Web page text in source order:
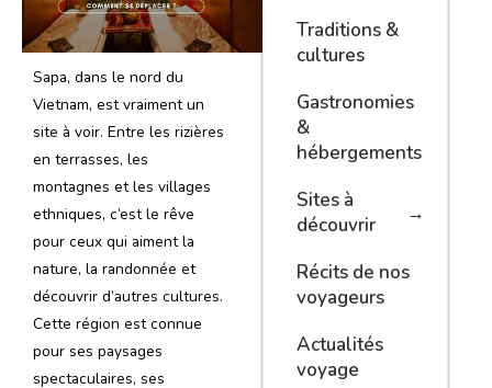
Sapa, dans le nord du
Vietnam, est vraiment un
site à voir. Entre les rizières
en terrasses, les
montagnes et les villages
ethniques, c’est le rêve
pour ceux qui aiment la
nature, la randonnée et
découvrir d’autres cultures.
Cette région est connue
pour ses paysages
spectaculaires, ses
Traditions &
cultures
Gastronomies
&
hébergements
Sites à
découvrir
Récits de nos
voyageurs
Actualités
voyage